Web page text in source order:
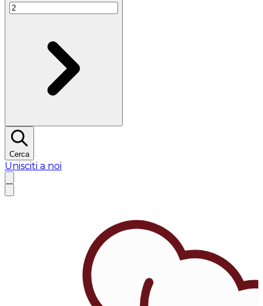
Cerca
Unisciti a noi